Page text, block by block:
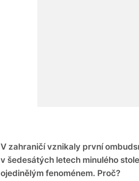
V zahraničí vznikaly první
v šedesátých letech minulého
ojedinělým fenoménem. Proč?